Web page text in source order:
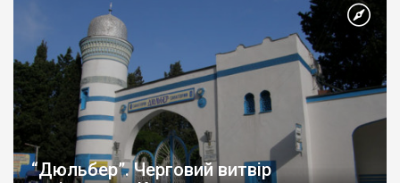
“Дюльбер”. Черговий витвір